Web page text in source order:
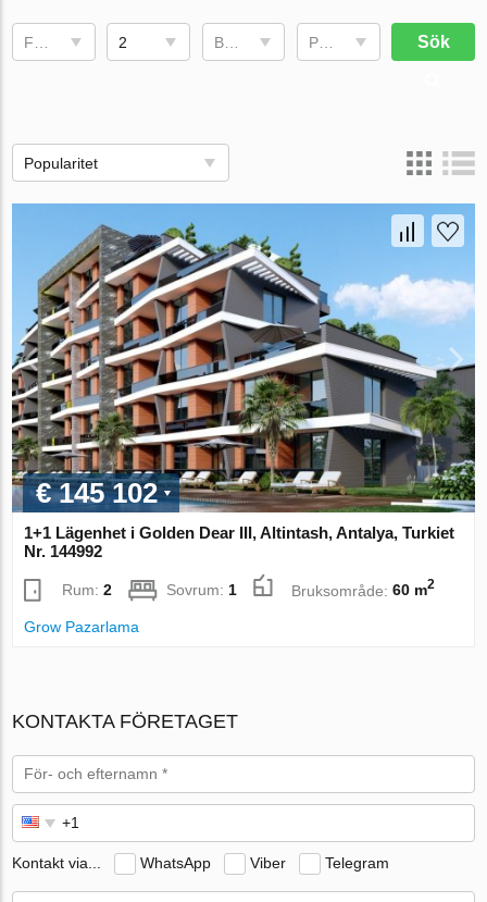
2 Bruksområde Pris, € Sök
Popularitet
€ 145 102
1+1 Lägenhet i Golden Dear III, Altintash, Antalya, Turkiet
Nr. 144992
Rum:2 Sovrum:1 Bruksområde:60 m2
Grow Pazarlama
KONTAKTA FÖRETAGET
Kontakt via... WhatsApp Viber Telegram